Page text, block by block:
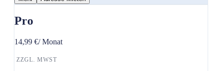
Pro
14,99 €/ Monat
ZZGL. MWST